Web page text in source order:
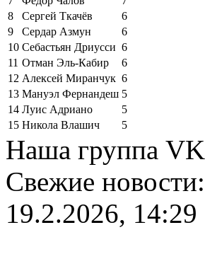
8
Сергей Ткачёв
6
9
Сердар Азмун
6
10 Себастьян Дриусси 6
11 Отман Эль-Кабир
6
12 Алексей Миранчук 6
13 Мануэл Фернандеш 5
14 Луис Адриано
5
15 Никола Влашич 5
Наша группа VK
Свежие новости:
19.2.2026, 14:29